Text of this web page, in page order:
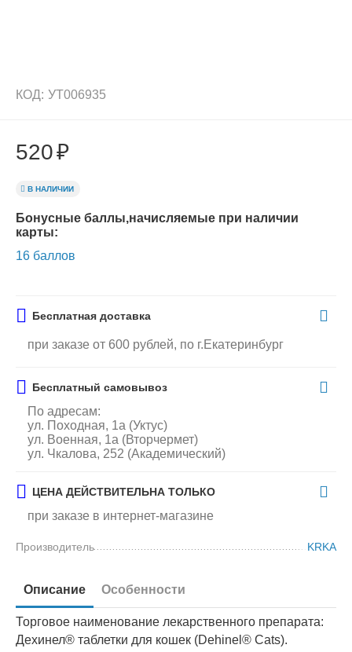
КОД: УТ006935
520₽
В НАЛИЧИИ
Бонусные баллы,начисляемые при наличии
карты:
16 баллов
Бесплатная доставка
при заказе от 600 рублей, по г.Екатеринбург
Бесплатный самовывоз
По адресам:
ул. Походная, 1а (Уктус)
ул. Военная, 1а (Вторчермет)
ул. Чкалова, 252 (Академический)
ЦЕНА ДЕЙСТВИТЕЛЬНА ТОЛЬКО
при заказе в интернет-магазине
Производитель KRKA
Описание Особенности
Торговое наименование лекарственного препарата:
Дехинел® таблетки для кошек (Dehinel® Cats).